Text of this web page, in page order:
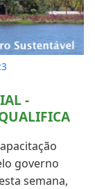
-
governo
semana,